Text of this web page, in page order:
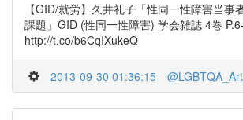
【GID/就労】久井礼子「性同一性障害当事
課題」GID (性同一性障害) 学会雑誌 4巻
http://t.co/b6CqIXukeQ
2013-09-30 01:36:15